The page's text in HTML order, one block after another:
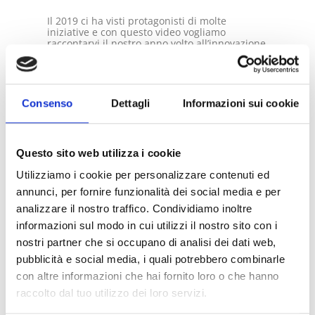
Consenso Dettagli Informazioni sui cookie
Questo sito web utilizza i cookie
Utilizziamo i cookie per personalizzare contenuti ed
annunci, per fornire funzionalità dei social media e per
analizzare il nostro traffico. Condividiamo inoltre
informazioni sul modo in cui utilizzi il nostro sito con i
nostri partner che si occupano di analisi dei dati web,
pubblicità e social media, i quali potrebbero combinarle
con altre informazioni che hai fornito loro o che hanno
raccolto dal tuo utilizzo dei loro servizi.
Il 2019 ci ha visti protagonisti di molte
iniziative e con questo video vogliamo
raccontarvi il nostro anno volto all’innovazione